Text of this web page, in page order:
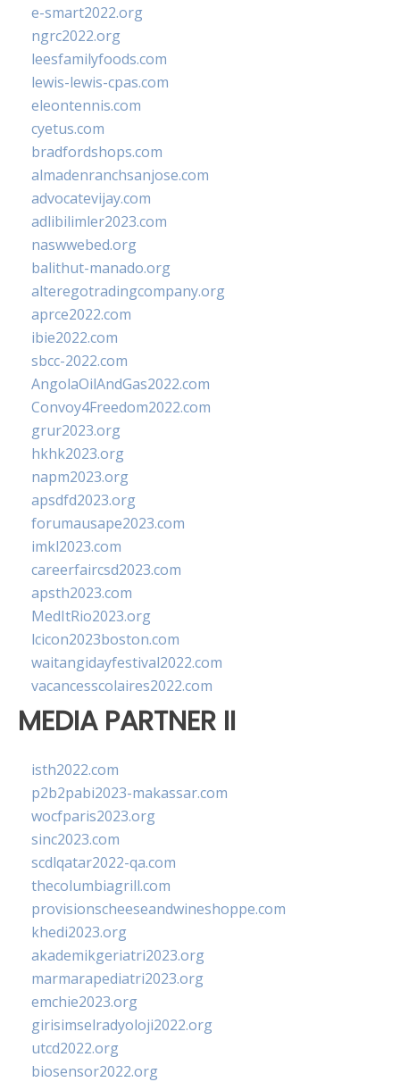
e-smart2022.org
ngrc2022.org
leesfamilyfoods.com
lewis-lewis-cpas.com
eleontennis.com
cyetus.com
bradfordshops.com
almadenranchsanjose.com
advocatevijay.com
adlibilimler2023.com
naswwebed.org
balithut-manado.org
alteregotradingcompany.org
aprce2022.com
ibie2022.com
sbcc-2022.com
AngolaOilAndGas2022.com
Convoy4Freedom2022.com
grur2023.org
hkhk2023.org
napm2023.org
apsdfd2023.org
forumausape2023.com
imkl2023.com
careerfaircsd2023.com
apsth2023.com
MedItRio2023.org
lcicon2023boston.com
waitangidayfestival2022.com
vacancesscolaires2022.com
MEDIA PARTNER II
isth2022.com
p2b2pabi2023-makassar.com
wocfparis2023.org
sinc2023.com
scdlqatar2022-qa.com
thecolumbiagrill.com
provisionscheeseandwineshoppe.com
khedi2023.org
akademikgeriatri2023.org
marmarapediatri2023.org
emchie2023.org
girisimselradyoloji2022.org
utcd2022.org
biosensor2022.org